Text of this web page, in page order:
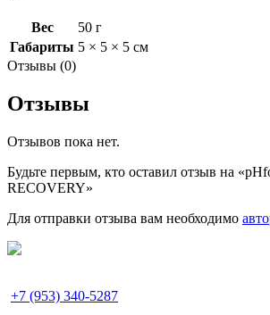
Вес
50 г
Габариты 5 × 5 × 5 см
Отзывы (0)
Отзывы
Отзывов пока нет.
Будьте первым, кто оставил отзыв на
RECOVERY»
Для отправки отзыва вам необходимо
+7 (953) 340-5287